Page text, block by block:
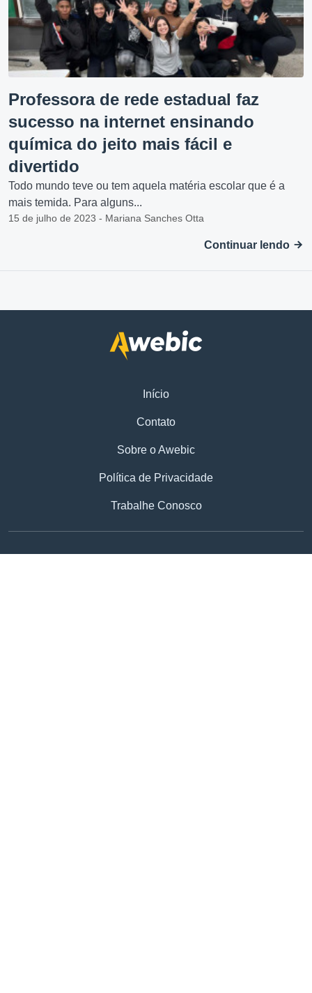
Professora de rede estadual faz
sucesso na internet ensinando
química do jeito mais fácil e
divertido
Todo mundo teve ou tem aquela matéria escolar que é a
mais temida. Para alguns...
15 de julho de 2023 - Mariana Sanches Otta
Continuar lendo
Início
Contato
Sobre o Awebic
Política de Privacidade
Trabalhe Conosco